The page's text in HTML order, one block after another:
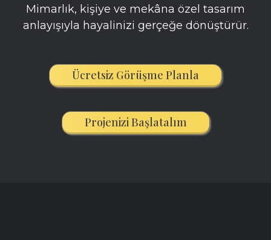
Mimarlık, kişiye ve mekâna özel tasarım
anlayışıyla hayalinizi gerçeğe dönüştürür.
Ücretsiz Görüşme Planla
Projenizi Başlatalım